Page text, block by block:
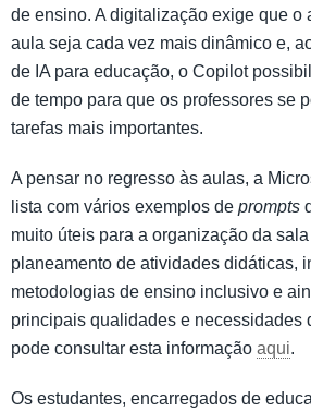
de ensino. A digitalização exige que o
aula seja cada vez mais dinâmico e,
de IA para educação, o Copilot
de tempo para que os professores se
tarefas mais importantes.
A pensar no regresso às aulas, a
lista com vários exemplos de prompts
muito úteis para a organização da
planeamento de atividades didáticas,
metodologias de ensino inclusivo e
principais qualidades e necessidades
pode consultar esta informação aqui.
Os estudantes, encarregados de